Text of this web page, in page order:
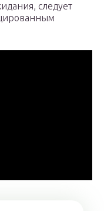
следует